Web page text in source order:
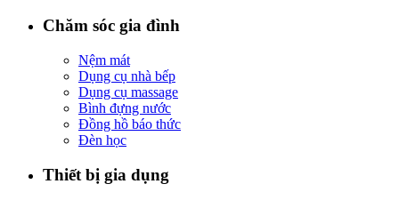
Chăm sóc gia đình
Nệm mát
Dụng cụ nhà bếp
Dụng cụ massage
Bình đựng nước
Đồng hồ báo thức
Đèn học
Thiết bị gia dụng